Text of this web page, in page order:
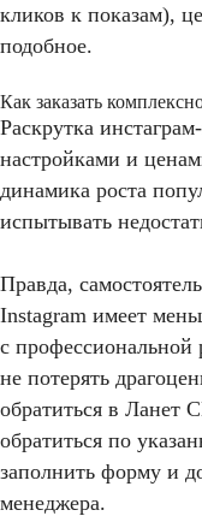
кликов к показам),
подобное.
Как заказать
Раскрутка
настройками и
динамика роста
испытывать
Правда,
Instagram имеет
с профессиональной
не потерять
обратиться в Ланет
обратиться по
заполнить форму и
менеджера.